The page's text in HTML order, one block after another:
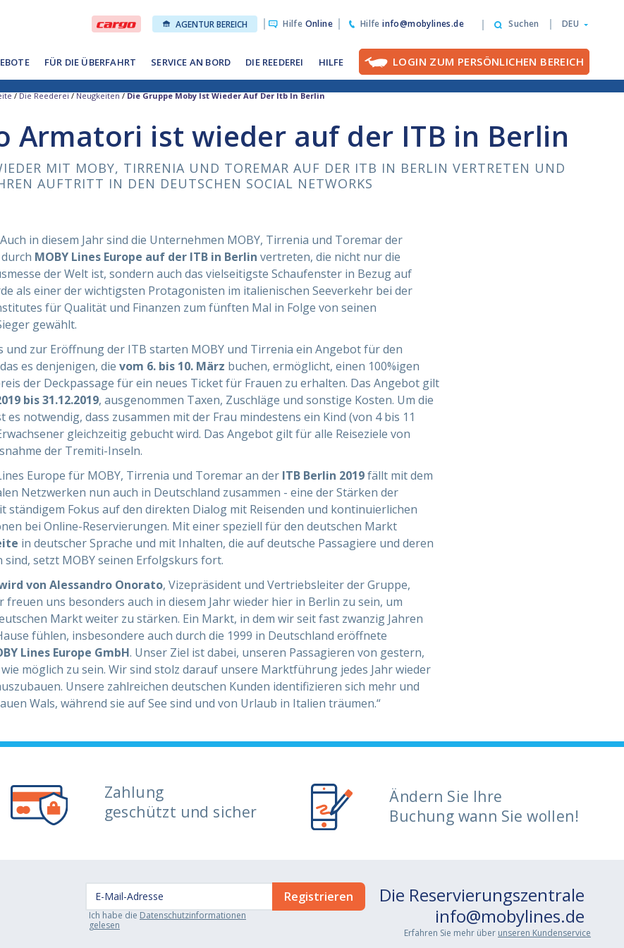
Suchen DEU
FÜR DIE ÜBERFAHRT SERVICE AN BORD DIE REEDEREI HILFE LOGIN ZUM PERSÖNLICHEN BEREICH
AGENTUR BEREICH Hilfe Online Hilfeinfo@mobylines.de
/Die Reederei/Neugkeiten/Die Gruppe Moby Ist Wieder Auf Der Itb In Berlin
Armatori ist wieder auf der ITB in Berlin
MIT MOBY, TIRRENIA UND TOREMAR AUF DER ITB IN BERLIN VERTRETEN UND
AUFTRITT IN DEN DEUTSCHEN SOCIAL NETWORKS
in diesem Jahr sind die Unternehmen MOBY, Tirrenia und Toremar der
MOBY Lines Europe auf der ITB in Berlin vertreten, die nicht nur die
der Welt ist, sondern auch das vielseitigste Schaufenster in Bezug auf
als einer der wichtigsten Protagonisten im italienischen Seeverkehr bei der
für Qualität und Finanzen zum fünften Mal in Folge von seinen
gewählt.
und zur Eröffnung der ITB starten MOBY und Tirrenia ein Angebot für den
es denjenigen, die vom 6. bis 10. März buchen, ermöglicht, einen 100%igen
der Deckpassage für ein neues Ticket für Frauen zu erhalten. Das Angebot gilt
bis 31.12.2019, ausgenommen Taxen, Zuschläge und sonstige Kosten. Um die
notwendig, dass zusammen mit der Frau mindestens ein Kind (von 4 bis 11
gleichzeitig gebucht wird. Das Angebot gilt für alle Reiseziele von
der Tremiti-Inseln.
Europe für MOBY, Tirrenia und Toremar an der ITB Berlin 2019fällt mit dem
Netzwerken nun auch in Deutschland zusammen - eine der Stärken der
ständigem Fokus auf den direkten Dialog mit Reisenden und kontinuierlichen
bei Online-Reservierungen. Mit einer speziell für den deutschen Markt
in deutscher Sprache und mit Inhalten, die auf deutsche Passagiere und deren
setzt MOBY seinen Erfolgskurs fort.
von Alessandro Onorato, Vizepräsident und Vertriebsleiter der Gruppe,
uns besonders auch in diesem Jahr wieder hier in Berlin zu sein, um
Markt weiter zu stärken. Ein Markt, in dem wir seit fast zwanzig Jahren
fühlen, insbesondere auch durch die 1999 in Deutschland eröffnete
Lines Europe GmbH. Unser Ziel ist dabei, unseren Passagieren von gestern,
möglich zu sein. Wir sind stolz darauf unsere Marktführung jedes Jahr wieder
Unsere zahlreichen deutschen Kunden identifizieren sich mehr und
Wals, während sie auf See sind und von Urlaub in Italien träumen.“
Zahlung
geschützt und sicher
Ändern Sie Ihre
Buchung wann Sie wollen!
Ich habe die Datenschutzinformationen
gelesen
Die Reservierungszentrale
info@mobylines.de
Erfahren Sie mehr über unseren Kundenservice